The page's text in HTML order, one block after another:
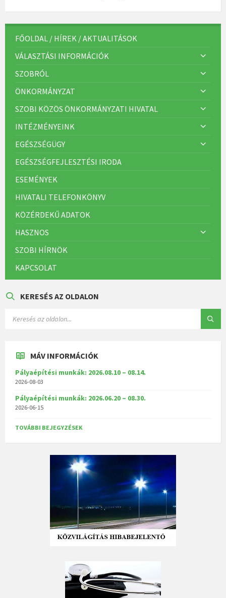
FŐOLDAL / HÍREK / AKTUALITÁSOK
VÁLASZTÁSI INFORMÁCIÓK
SZOBRÓL
ÖNKORMÁNYZAT
SZOBI KÖZÖS ÖNKORMÁNYZATI HIVATAL
INTÉZMÉNYEINK
EGÉSZSÉGÜGY
EGÉSZSÉGFEJLESZTÉSI IRODA
ESEMÉNYEK
HIVATALI TELEFONKÖNYV
KÖZÉRDEKŰ ADATOK
HASZNOS
SZOBI HÍRNÖK
KAPCSOLAT
KERESÉS AZ OLDALON
MÁV INFORMÁCIÓK
Pályaépítési munkák: 2026.08.10 – 08.14.
2026-08-03
Pályaépítési munkák: 2026.06.20 – 08.30.
2026-06-15
TOVÁBBI BEJEGYZÉSEK